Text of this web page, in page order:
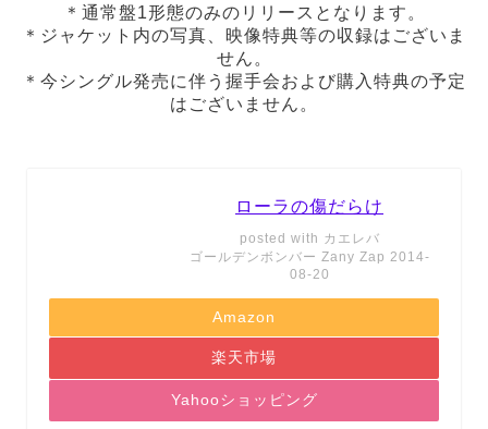
＊通常盤1形態のみのリリースとなります。
＊ジャケット内の写真、映像特典等の収録はございま
せん。
＊今シングル発売に伴う握手会および購入特典の予定
はございません。
ローラの傷だらけ
posted with カエレバ
ゴールデンボンバー Zany Zap 2014-
08-20
Amazon
楽天市場
Yahooショッピング